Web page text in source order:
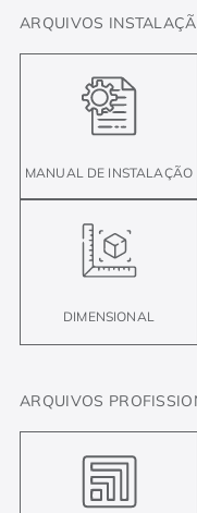
ARQUIVOS
MANUAL DE INSTALAÇÃO
DIMENSIONAL
ARQUIVOS